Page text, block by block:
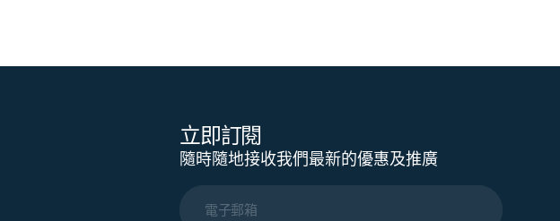
立即訂閱
隨時隨地接收我們最新的優惠及推廣
電子郵箱